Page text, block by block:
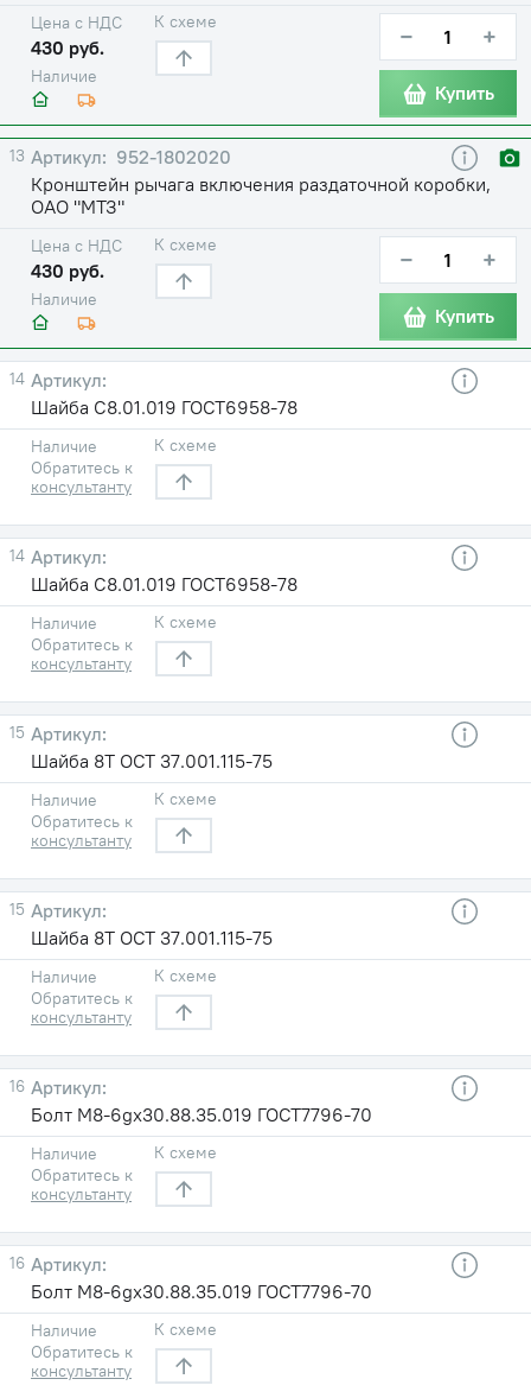
Наличие
Цена с НДС
430 руб.
К схеме − +
Купить
13
952-1802020
Кронштейн рычага включения раздаточной коробки,
ОАО "МТЗ"
Наличие
Цена с НДС
430 руб.
К схеме − +
Купить
14
Шайба С8.01.019 ГОСТ6958-78
Наличие
Обратитесь к
консультанту
К схеме
14
Шайба С8.01.019 ГОСТ6958-78
Наличие
Обратитесь к
консультанту
К схеме
15
Шайба 8Т ОСТ 37.001.115-75
Наличие
Обратитесь к
консультанту
К схеме
15
Шайба 8Т ОСТ 37.001.115-75
Наличие
Обратитесь к
консультанту
К схеме
16
Болт М8-6gх30.88.35.019 ГОСТ7796-70
Наличие
Обратитесь к
консультанту
К схеме
16
Болт М8-6gх30.88.35.019 ГОСТ7796-70
Наличие
Обратитесь к
консультанту
К схеме